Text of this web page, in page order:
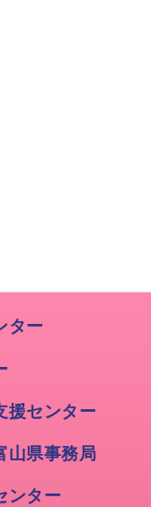
ター
援センター
山県事務局
ンター